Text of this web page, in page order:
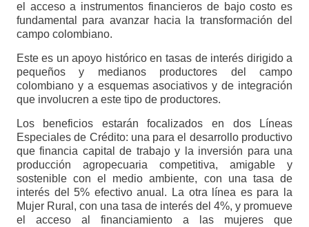
el acceso a instrumentos financieros de bajo costo es
fundamental para avanzar hacia la transformación del
campo colombiano.
Este es un apoyo histórico en tasas de interés dirigido a
pequeños y medianos productores del campo
colombiano y a esquemas asociativos y de integración
que involucren a este tipo de productores.
Los beneficios estarán focalizados en dos Líneas
Especiales de Crédito: una para el desarrollo productivo
que financia capital de trabajo y la inversión para una
producción agropecuaria competitiva, amigable y
sostenible con el medio ambiente, con una tasa de
interés del 5% efectivo anual. La otra línea es para la
Mujer Rural, con una tasa de interés del 4%, y promueve
el acceso al financiamiento a las mujeres que